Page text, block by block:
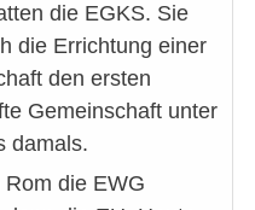
die EGKS. Sie
die Errichtung einer
den ersten
Gemeinschaft unter
damals.
die EWG